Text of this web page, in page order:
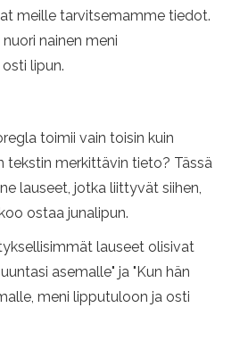
meille tarvitsemamme tiedot.
nainen meni
lipun.
toimii vain toisin kuin
tekstin merkittävin tieto? Tässä
lauseet, jotka liittyvät siihen,
ostaa junalipun.
lauseet olisivat
asemalle" ja "Kun hän
meni lipputuloon ja osti